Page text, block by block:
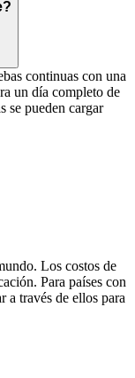
continuas con una
un día completo de
se pueden cargar
Los costos de
Para países con
a través de ellos para